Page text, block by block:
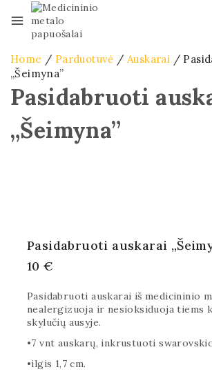
Home / Parduotuvė / Auskarai /
„Šeimyna”
Pasidabruoti
„Šeimyna”
Pasidabruoti auskarai
10€
Pasidabruoti auskarai iš medicininio
nealergizuoja ir nesioksiduoja tiems
skylučių ausyje.
•7 vnt auskarų, inkrustuoti
•ilgis 1,7 cm.